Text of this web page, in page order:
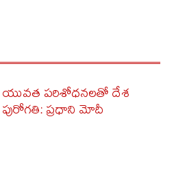
యువత పరిశోధనలతో దేశ
పురోగతి: ప్రధాని మోదీ